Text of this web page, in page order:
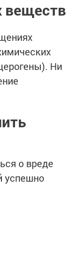
веществ
Ни
о вреде
успешно